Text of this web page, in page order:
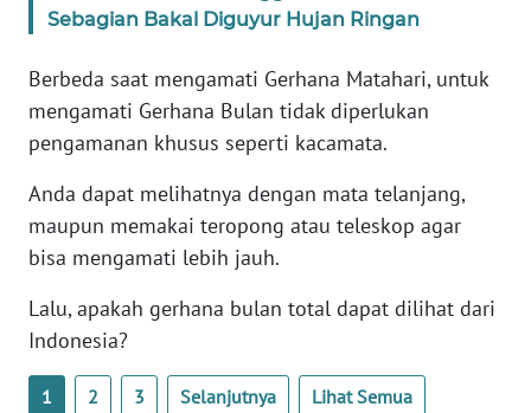
Sebagian Bakal Diguyur Hujan Ringan
Berbeda saat mengamati Gerhana Matahari, untuk
mengamati Gerhana Bulan tidak diperlukan
pengamanan khusus seperti kacamata.
Anda dapat melihatnya dengan mata telanjang,
maupun memakai teropong atau teleskop agar
bisa mengamati lebih jauh.
Lalu, apakah gerhana bulan total dapat dilihat dari
Indonesia?
1 2 3 Selanjutnya Lihat Semua
KEPRI
WN
WN
PAPUA
BARAT
WN
RIAU
SERAMBI